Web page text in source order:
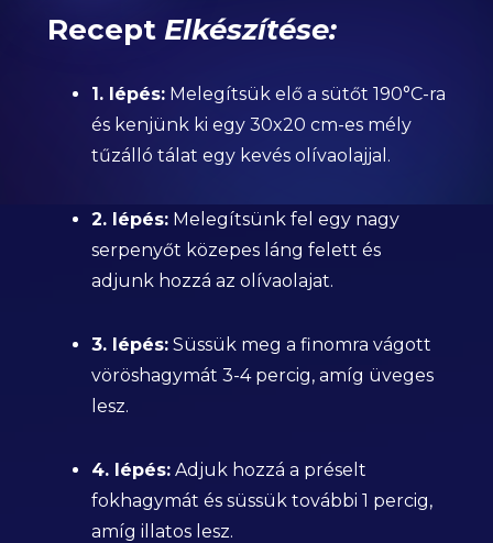
Recept Elkészítése:
1. lépés:Melegítsük elő a sütőt 190°C-ra
és kenjünk ki egy 30x20 cm-es mély
tűzálló tálat egy kevés olívaolajjal.
2. lépés:Melegítsünk fel egy nagy
serpenyőt közepes láng felett és
adjunk hozzá az olívaolajat.
3. lépés:Süssük meg a finomra vágott
vöröshagymát 3-4 percig, amíg üveges
lesz.
4. lépés:Adjuk hozzá a préselt
fokhagymát és süssük további 1 percig,
amíg illatos lesz.